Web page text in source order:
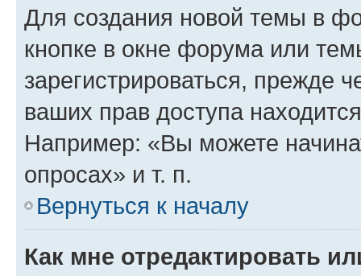
Для создания новой темы в
кнопке в окне форума или
зарегистрироваться, прежде
ваших прав доступа
Например: «Вы можете
опросах» и т. п.
Вернуться к началу
Как мне отредактировать